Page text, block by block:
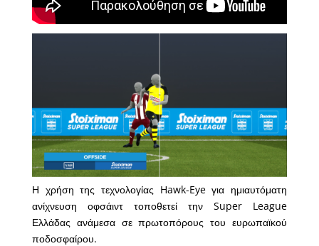
Η χρήση της τεχνολογίας Hawk-Eye για ημιαυτόματη
ανίχνευση οφσάιντ τοποθετεί την Super League
Ελλάδας ανάμεσα σε πρωτοπόρους του ευρωπαϊκού
ποδοσφαίρου.